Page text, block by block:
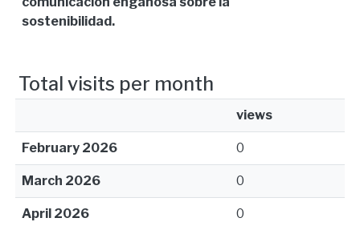
sostenibilidad.
Total visits per month
views
February 2026 0
March 2026 0
April 2026 0